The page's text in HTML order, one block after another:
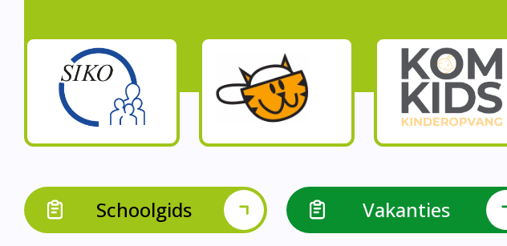
Schoolgids Vakanties